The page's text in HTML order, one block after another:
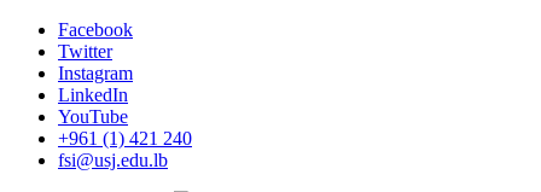
Facebook
Twitter
Instagram
LinkedIn
YouTube
+961 (1) 421 240
fsi@usj.edu.lb